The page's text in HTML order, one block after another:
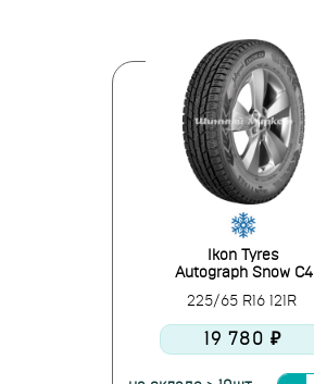
Ikon Tyres
Autograph Snow C4
225/65 R16 121R
19 780 ₽